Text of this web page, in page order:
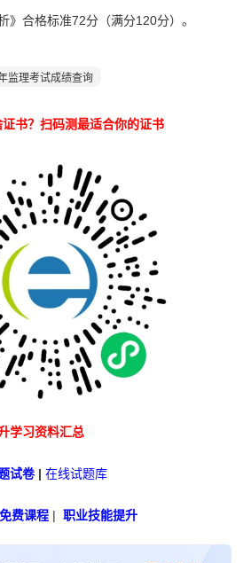
》合格标准72分（满分120分）。
监理考试成绩查询
书？扫码测最适合你的证书
学习资料汇总
试卷|在线试题库
免费课程 | 职业技能提升